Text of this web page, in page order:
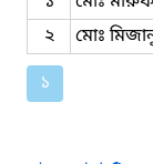
২
মোঃ
১